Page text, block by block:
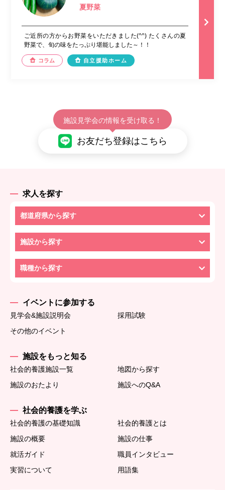
夏野菜
ご近所の方からお野菜をいただきました(^^) たくさんの夏
野菜で、旬の味をたっぷり堪能しました～！！
コラム 自立援助ホーム
施設見学会の情報を受け取る！
お友だち登録はこちら
求人を探す
都道府県から探す
施設から探す
職種から探す
イベントに参加する
見学会&施設説明会
採用試験
その他のイベント
施設をもっと知る
社会的養護施設一覧
地図から探す
施設のおたより
施設へのQ&A
社会的養護を学ぶ
社会的養護の基礎知識
社会的養護とは
施設の概要
施設の仕事
就活ガイド
職員インタビュー
実習について
用語集